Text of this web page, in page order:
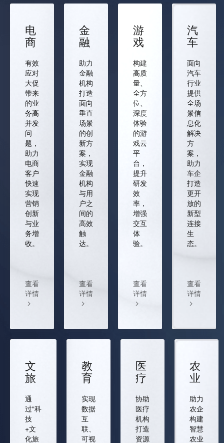
电
商
有效
应对
大促
带来
的业
务高
并发
问
题，
助力
电商
客户
快速
实现
营销
创新
与业
务增
收。
查看
详情
金
融
助力
金融
机构
打造
面向
垂直
场景
的创
新方
案，
实现
金融
机构
与用
户之
间的
高效
触
达。
查看
详情
游
戏
构建
高质
量、
全方
位、
深度
体验
的游
戏云
平
台，
提升
研发
效
率，
增强
交互
体
验。
查看
详情
汽
车
面向
汽车
行业
提供
全场
景信
息化
解决
方
案，
助力
车企
打造
更开
放的
新型
连接
生
态。
查看
详情
文
旅
通
过“科
技
+文
化旅
教
育
实现
数据
互
联、
可视
医
疗
协助
医疗
机构
打造
资源
农
业
助力
农企
构建
智慧
农业